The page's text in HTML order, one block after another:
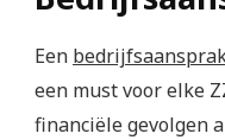
Een
een must voor elke
financiële gevolgen